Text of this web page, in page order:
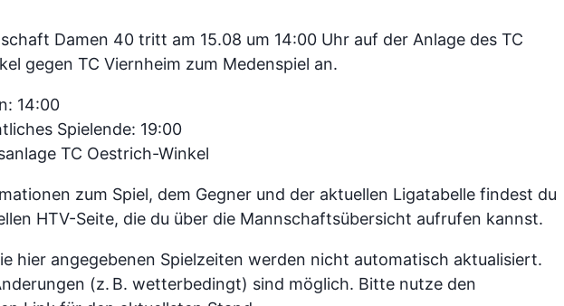
Damen 40 tritt am 15.08 um 14:00 Uhr auf der Anlage des TC
gegen TC Viernheim zum Medenspiel an.
14:00
Spielende: 19:00
TC Oestrich-Winkel
zum Spiel, dem Gegner und der aktuellen Ligatabelle findest du
HTV-Seite, die du über die Mannschaftsübersicht aufrufen kannst.
hier angegebenen Spielzeiten werden nicht automatisch aktualisiert.
(z. B. wetterbedingt) sind möglich. Bitte nutze den